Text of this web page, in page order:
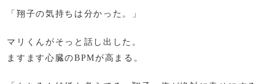
「翔子の気持ちは分かった。」
マリくんがそっと話し出した。
ますます心臓のBPMが高まる。